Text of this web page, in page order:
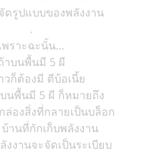
ดรูปแบบของพลังงาน
.
พราะฉะนั้น…
าบนพื้นมี 5 ผี
วก็ต้องมี ตีบ้อเนี้ย
บนพื้นมี 5 ผี ก็หมายถึง
ล่องสิ่งที่กลายเป็นบล็อก
านที่กักเก็บพลังงาน
งงานจะจัดเป็นระเบียบ